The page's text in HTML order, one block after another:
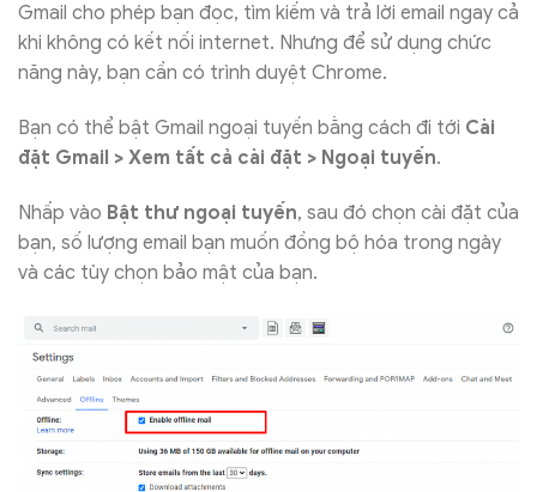
Gmail cho phép bạn đọc, tìm kiếm và trả lời email ngay cả
khi không có kết nối internet. Nhưng để sử dụng chức
năng này, bạn cần có trình duyệt Chrome.
Bạn có thể bật Gmail ngoại tuyến bằng cách đi tới Cài
đặt Gmail > Xem tất cả cài đặt > Ngoại tuyến.
Nhấp vào Bật thư ngoại tuyến, sau đó chọn cài đặt của
bạn, số lượng email bạn muốn đồng bộ hóa trong ngày
và các tùy chọn bảo mật của bạn.